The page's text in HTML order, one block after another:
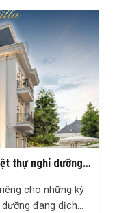
thự nghỉ dưỡng
chuẩn sống tinh
cho những kỳ
dịch